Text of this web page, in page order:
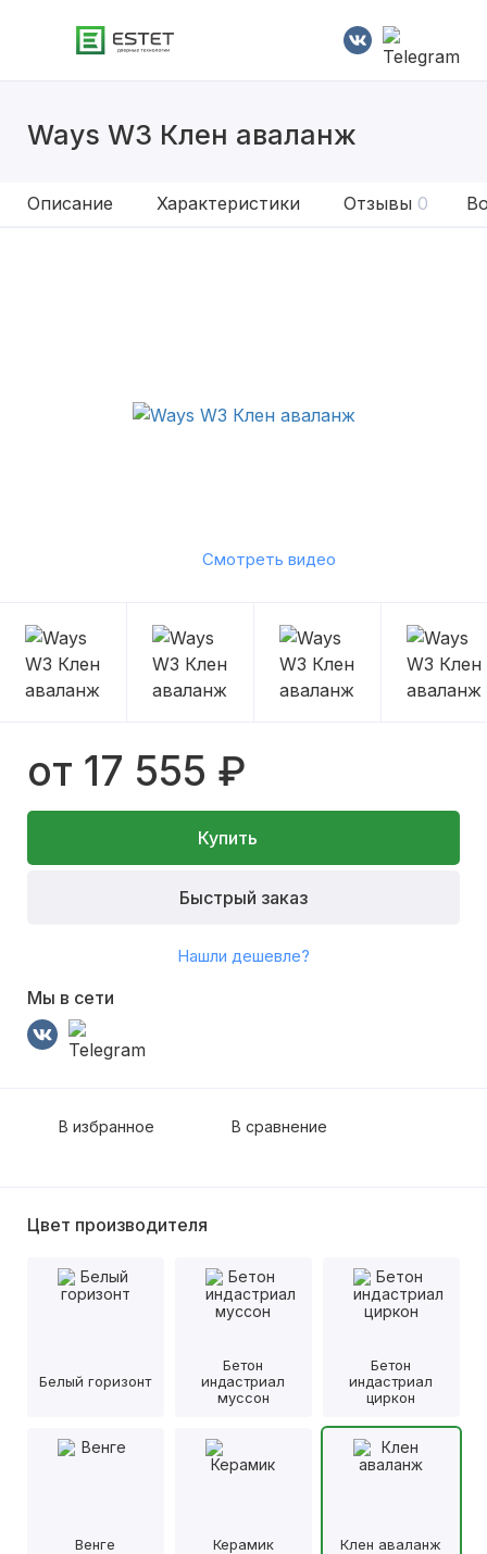
Ways W3 Клен аваланж
Описание Характеристики Отзывы 0
Смотреть видео
от 17 555 ₽
Купить
Быстрый заказ
Нашли дешевле?
Мы в сети
В избранное В сравнение
Цвет производителя
Белый горизонт
Бетон
индастриал
муссон
Бетон
индастриал
циркон
Венге Керамик Клен аваланж